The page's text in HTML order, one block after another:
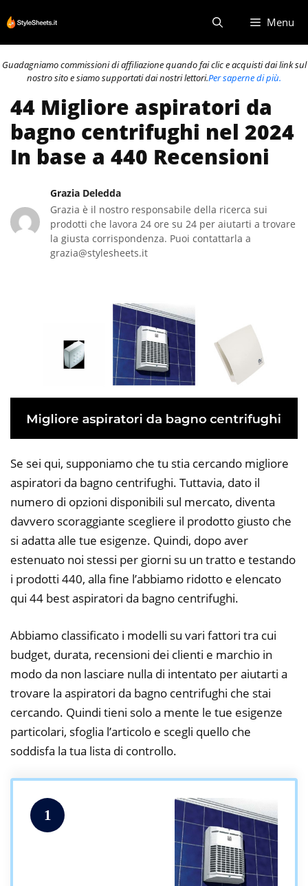
al
contenuto
Menu
Guadagniamo commissioni di affiliazione quando fai clic e acquisti dai link sul
nostro sito e siamo supportati dai nostri lettori.Per saperne di più.
44 Migliore aspiratori da
bagno centrifughi nel 2024
In base a 440 Recensioni
Grazia Deledda
Grazia è il nostro responsabile della ricerca sui
prodotti che lavora 24 ore su 24 per aiutarti a trovare
la giusta corrispondenza. Puoi contattarla a
grazia@stylesheets.it
Se sei qui, supponiamo che tu stia cercando migliore
aspiratori da bagno centrifughi. Tuttavia, dato il
numero di opzioni disponibili sul mercato, diventa
davvero scoraggiante scegliere il prodotto giusto che
si adatta alle tue esigenze. Quindi, dopo aver
estenuato noi stessi per giorni su un tratto e testando
i prodotti 440, alla fine l’abbiamo ridotto e elencato
qui 44 best aspiratori da bagno centrifughi.
Abbiamo classificato i modelli su vari fattori tra cui
budget, durata, recensioni dei clienti e marchio in
modo da non lasciare nulla di intentato per aiutarti a
trovare la aspiratori da bagno centrifughi che stai
cercando. Quindi tieni solo a mente le tue esigenze
particolari, sfoglia l’articolo e scegli quello che
soddisfa la tua lista di controllo.
1